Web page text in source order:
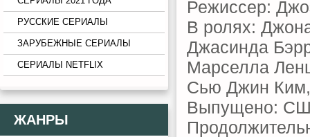
РУССКИЕ СЕРИАЛЫ
ЗАРУБЕЖНЫЕ СЕРИАЛЫ
СЕРИАЛЫ NETFLIX
ЖАНРЫ
Режиссер:
В ролях:
Джасинда
Марселла
Сью Джин
Выпущено: